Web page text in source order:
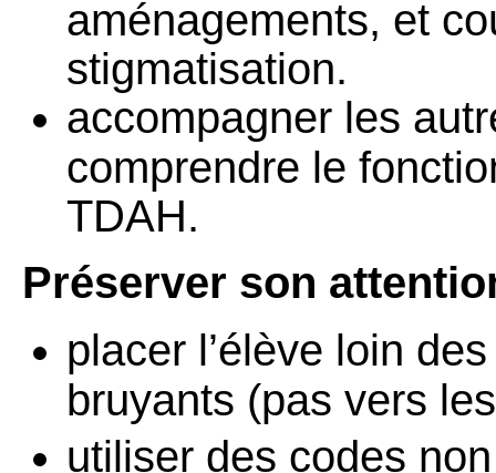
aménagements, et
stigmatisation.
accompagner les
comprendre le
TDAH.
Préserver son
placer l’élève loin
bruyants (pas vers
utiliser des codes